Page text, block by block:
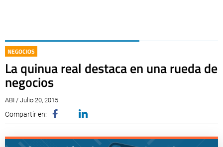
NEGOCIOS
La quinua real destaca en una rueda de
negocios
ABI / Julio 20, 2015
Compartir en: